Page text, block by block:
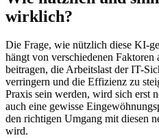
wirklich?
Die Frage, wie nützlich diese KI-
hängt von verschiedenen
beitragen, die Arbeitslast der IT-
verringern und die Effizienz zu
Praxis sein werden, wird sich erst
auch eine gewisse
den richtigen Umgang mit diesen
wird.